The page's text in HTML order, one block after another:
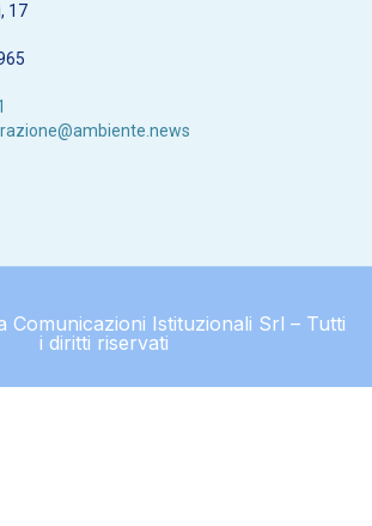
17
Comunicazioni Istituzionali Srl – Tutti
i diritti riservati